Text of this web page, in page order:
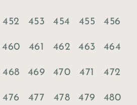
452 453 454 455 456
460 461 462 463 464
468 469 470 471 472
476 477 478 479 480